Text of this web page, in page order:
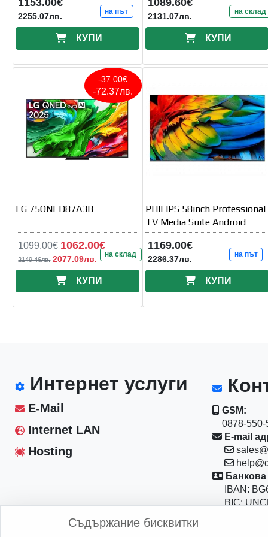
2255.07лв. на път
КУПИ
2131.07лв. на склад
КУПИ
-37.00€
-72.37лв.
LG 75QNED87A3B
1099.00€ 1062.00€
2149.46лв. 2077.09лв. на склад
КУПИ
PHILIPS 58inch Professional
TV Media Suite Android
1169.00€
2286.37лв. на път
КУПИ
Интернет услуги
E-Mail
Internet LAN
Hosting
GSM:
0878-550-
E-mail
IBAN:
BIC:
Съдържание бисквитки